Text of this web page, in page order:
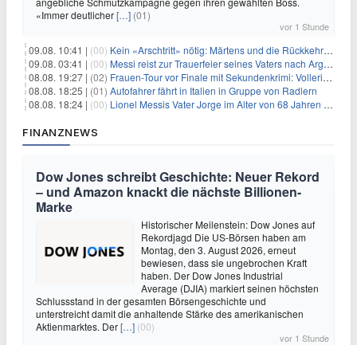
«Immer deutlicher[…] (01)
vor 1 Stunde
09.08. 10:41 | (00) Kein «Arschtritt» nötig: Märtens und die Rückkehr nach Paris
09.08. 03:41 | (00) Messi reist zur Trauerfeier seines Vaters nach Argentinien
08.08. 19:27 | (02) Frauen-Tour vor Finale mit Sekundenkrimi: Vollering in Gelb
08.08. 18:25 | (01) Autofahrer fährt in Italien in Gruppe von Radlern
08.08. 18:24 | (00) Lionel Messis Vater Jorge im Alter von 68 Jahren gestorben
FINANZNEWS
Dow Jones schreibt Geschichte: Neuer Rekord
– und Amazon knackt die nächste Billionen-
Marke
Historischer Meilenstein: Dow Jones auf
Rekordjagd Die US-Börsen haben am
Montag, den 3. August 2026, erneut
bewiesen, dass sie ungebrochen Kraft
haben. Der Dow Jones Industrial
Average (DJIA) markiert seinen höchsten
Schlussstand in der gesamten Börsengeschichte und
unterstreicht damit die anhaltende Stärke des amerikanischen
Aktienmarktes. Der[…] (00)
vor 1 Stunde